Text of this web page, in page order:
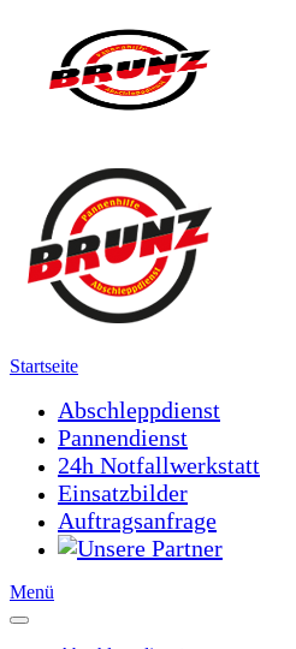
Startseite
Abschleppdienst
Pannendienst
24h Notfallwerkstatt
Einsatzbilder
Auftragsanfrage
Menü